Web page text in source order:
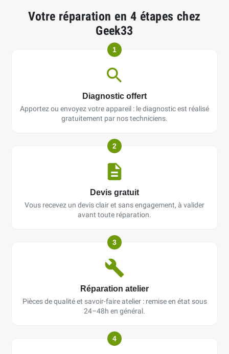
Votre réparation en 4 étapes chez
Geek33
1
Diagnostic offert
Apportez ou envoyez votre appareil : le diagnostic est réalisé
gratuitement par nos techniciens.
2
Devis gratuit
Vous recevez un devis clair et sans engagement, à valider
avant toute réparation.
3
Réparation atelier
Pièces de qualité et savoir-faire atelier : remise en état sous
24–48h en général.
4